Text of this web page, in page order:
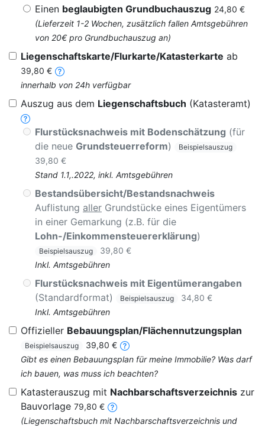
Einen beglaubigten Grundbuchauszug 24,80 €
(Lieferzeit 1-2 Wochen, zusätzlich fallen Amtsgebühren
von 20€ pro Grundbuchauszug an)
Liegenschaftskarte/Flurkarte/Katasterkarte ab
39,80 €
innerhalb von 24h verfügbar
Auszug aus dem Liegenschaftsbuch (Katasteramt)
Flurstücksnachweis mit Bodenschätzung (für
die neue Grundsteuerreform) Beispielsauszug
39,80 €
Stand 1.1,.2022, inkl. Amtsgebühren
Bestandsübersicht/Bestandsnachweis
Auflistung aller Grundstücke eines Eigentümers
in einer Gemarkung (z.B. für die
Lohn-/Einkommensteuererklärung)
Beispielsauszug
39,80 €
Inkl. Amtsgebühren
Flurstücksnachweis mit Eigentümerangaben
(Standardformat)
Beispielsauszug
34,80 €
Inkl. Amtsgebühren
Offizieller Bebauungsplan/Flächennutzungsplan
Beispielsauszug
39,80 €
Gibt es einen Bebauungsplan für meine Immobilie? Was darf
ich bauen, was muss ich beachten?
Katasterauszug mit Nachbarschaftsverzeichnis zur
Bauvorlage 79,80 €
(Liegenschaftsbuch mit Nachbarschaftsverzeichnis und